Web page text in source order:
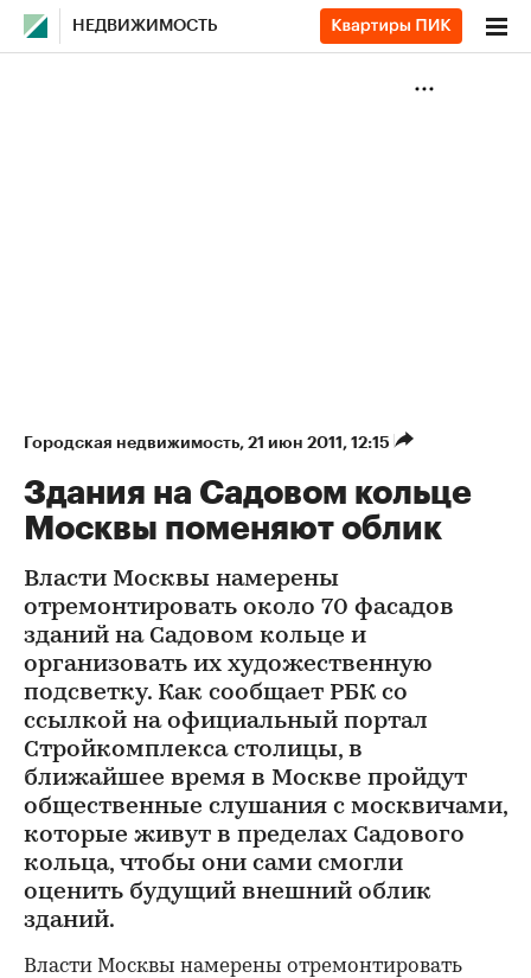
НЕДВИЖИМОСТЬ
Городская недвижимость⁠, 21 июн 2011, 12:15
Здания на Садовом кольце
Москвы поменяют облик
Власти Москвы намерены
отремонтировать около 70 фасадов
зданий на Садовом кольце и
организовать их художественную
подсветку. Как сообщает РБК со
ссылкой на официальный портал
Стройкомплекса столицы, в
ближайшее время в Москве пройдут
общественные слушания с москвичами,
которые живут в пределах Садового
кольца, чтобы они сами смогли
оценить будущий внешний облик
зданий.
Власти Москвы намерены отремонтировать